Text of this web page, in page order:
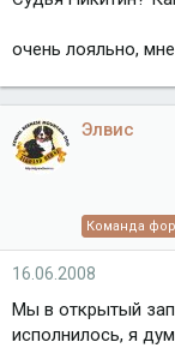
очень лояльно,
Элвис
Команда
16.06.2008
Мы в открытый
исполнилось, я